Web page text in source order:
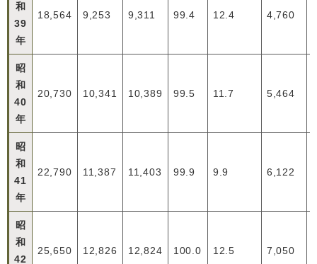
和
39
年
18,564 9,253 9,311 99.4 12.4 4,760
昭
和
40
年
20,730 10,341 10,389 99.5 11.7 5,464
昭
和
41
年
22,790 11,387 11,403 99.9 9.9 6,122
昭
和
42
25,650 12,826 12,824 100.0 12.5 7,050